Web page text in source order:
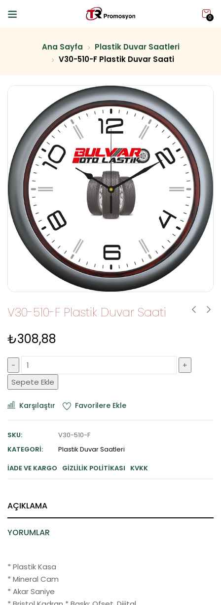
0
Ana Sayfa
Plastik Duvar Saatleri
V30-510-F Plastik Duvar Saati
V30-510-F Plastik Duvar Saati
₺308,88
Sepete Ekle
Karşılaştır Favorilere Ekle
SKU:
V30-510-F
KATEGORI:
Plastik Duvar Saatleri
İADE VE KARGO
GIZLILIK POLITIKASI KVKK
AÇIKLAMA
YORUMLAR
* Plastik Kasa
* Mineral Cam
* Akar Saniye